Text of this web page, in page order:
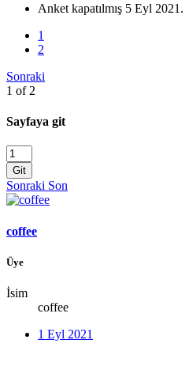
Anket kapatılmış 5 Eyl 2021 .
1
2
Sonraki
1 of 2
Sayfaya git
Git
Sonraki Son
coffee
Üye
İsim
coffee
1 Eyl 2021